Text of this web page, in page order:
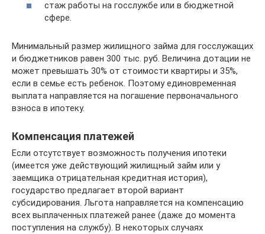
стаж работы на госслужбе или в бюджетной
сфере.
Минимальный размер жилищного займа для госслужащих
и бюджетников равен 300 тыс. руб. Величина дотации не
может превышать 30% от стоимости квартиры и 35%,
если в семье есть ребенок. Поэтому единовременная
выплата направляется на погашение первоначального
взноса в ипотеку.
Компенсация платежей
Если отсутствует возможность получения ипотеки
(имеется уже действующий жилищный займ или у
заемщика отрицательная кредитная история),
государство предлагает второй вариант
субсидирования. Льгота направляется на компенсацию
всех выплаченных платежей ранее (даже до момента
поступления на службу). В некоторых случаях